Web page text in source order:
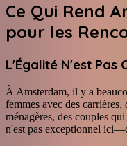
Ce Qui Rend
pour les
L'Égalité N'est Pas
À Amsterdam, il y a
femmes avec des
ménagères, des couples
n'est pas exceptionnel